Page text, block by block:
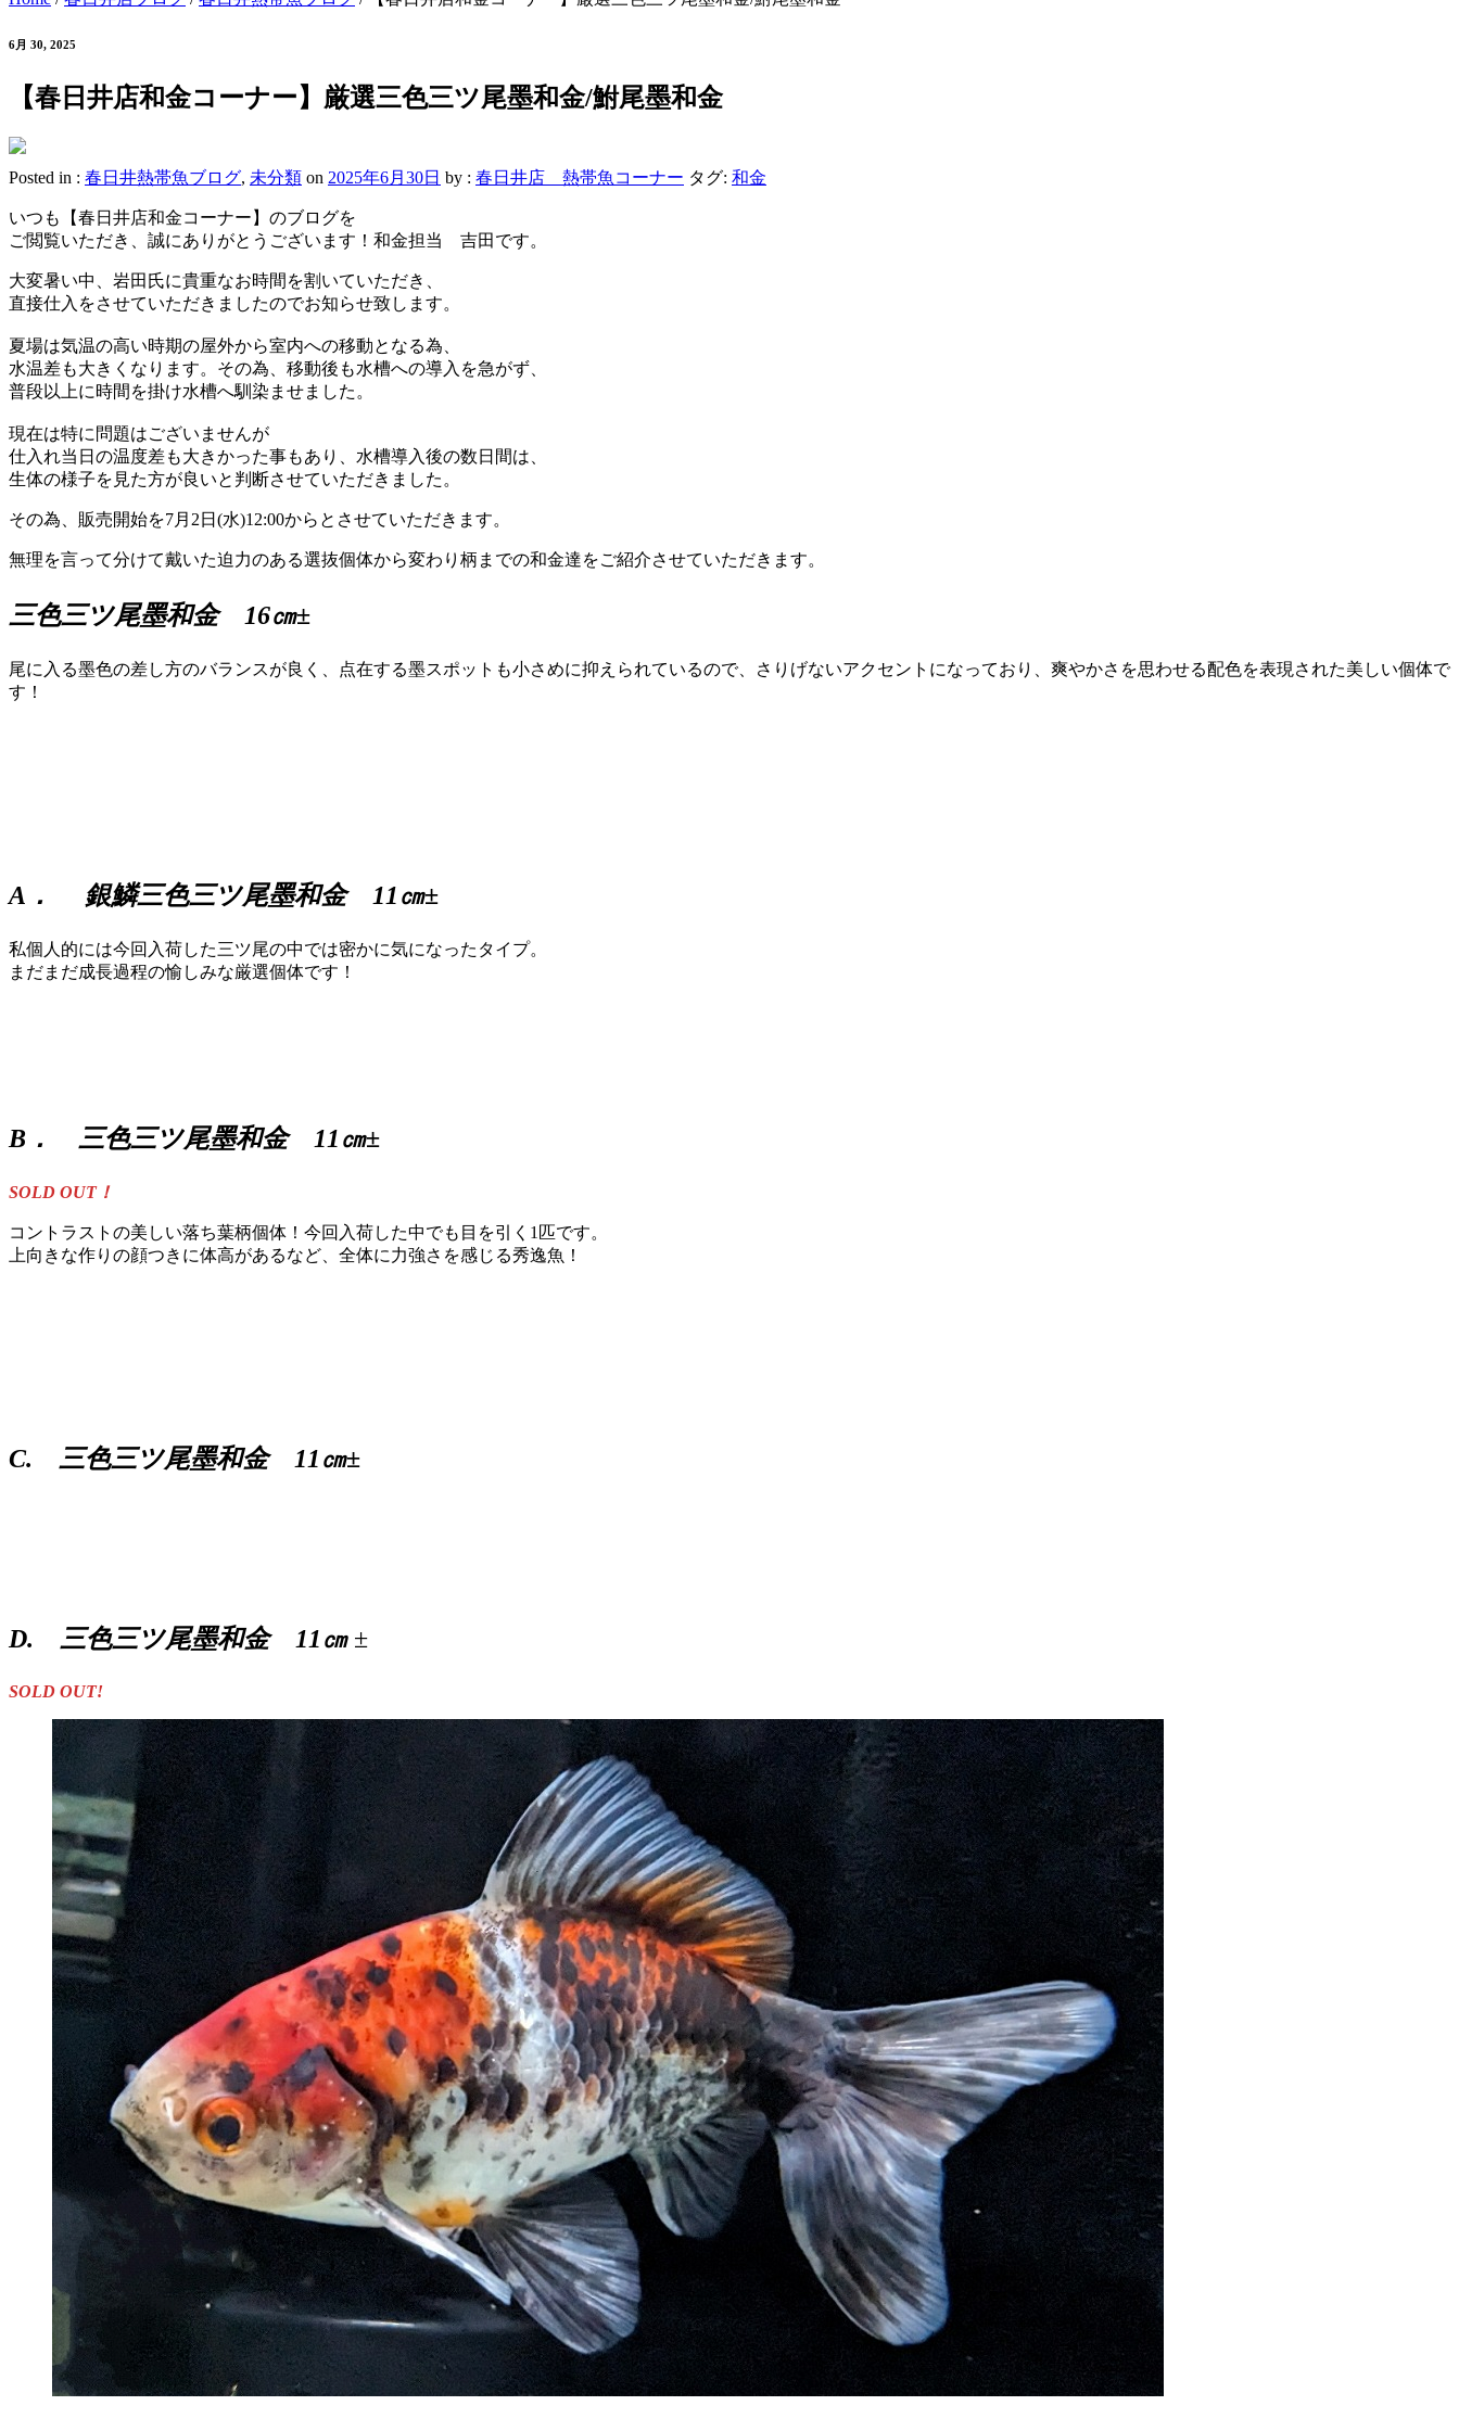
6月 30, 2025
【春日井店和金コーナー】厳選三色三ツ尾墨和金/鮒尾墨和金
Posted in : 春日井熱帯魚ブログ, 未分類 on 2025年6月30日 by : 春日井店 熱帯魚コーナー タグ: 和金
いつも【春日井店和金コーナー】のブログを
ご閲覧いただき、誠にありがとうございます！和金担当 吉田です。
大変暑い中、岩田氏に貴重なお時間を割いていただき、
直接仕入をさせていただきましたのでお知らせ致します。
夏場は気温の高い時期の屋外から室内への移動となる為、
水温差も大きくなります。その為、移動後も水槽への導入を急がず、
普段以上に時間を掛け水槽へ馴染ませました。
現在は特に問題はございませんが
仕入れ当日の温度差も大きかった事もあり、水槽導入後の数日間は、
生体の様子を見た方が良いと判断させていただきました。
その為、販売開始を7月2日(水)12:00からとさせていただきます。
無理を言って分けて戴いた迫力のある選抜個体から変わり柄までの和金達をご紹介させていただきます。
三色三ツ尾墨和金 16㎝±
尾に入る墨色の差し方のバランスが良く、点在する墨スポットも小さめに抑えられているので、さりげないアクセントになっており、爽やかさを思わせる配色を表現された美しい個体で
す！
A． 銀鱗三色三ツ尾墨和金 11㎝±
私個人的には今回入荷した三ツ尾の中では密かに気になったタイプ。
まだまだ成長過程の愉しみな厳選個体です！
B． 三色三ツ尾墨和金 11㎝±
SOLD OUT！
コントラストの美しい落ち葉柄個体！今回入荷した中でも目を引く1匹です。
上向きな作りの顔つきに体高があるなど、全体に力強さを感じる秀逸魚！
C. 三色三ツ尾墨和金 11㎝±
D. 三色三ツ尾墨和金 11㎝±
SOLD OUT!